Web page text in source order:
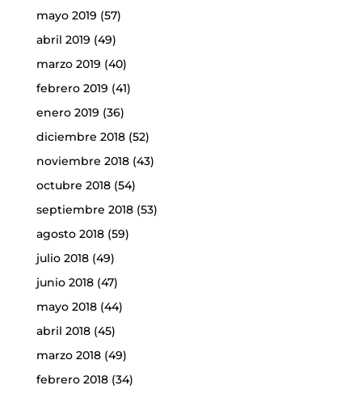
mayo 2019 (57)
abril 2019 (49)
marzo 2019 (40)
febrero 2019 (41)
enero 2019 (36)
diciembre 2018(52)
noviembre 2018(43)
octubre 2018(54)
septiembre 2018(53)
agosto 2018(59)
julio 2018(49)
junio 2018(47)
mayo 2018(44)
abril 2018(45)
marzo 2018(49)
febrero 2018(34)